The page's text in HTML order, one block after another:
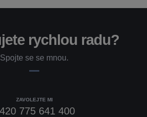
rychlou radu?
Spojte se se mnou.
ZAVOLEJTE MI
775 641 400